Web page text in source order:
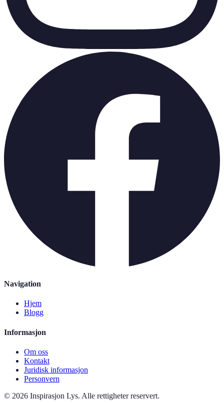
Navigation
Hjem
Blogg
Informasjon
Om oss
Kontakt
Juridisk informasjon
Personvern
© 2026 Inspirasjon Lys. Alle rettigheter reservert.